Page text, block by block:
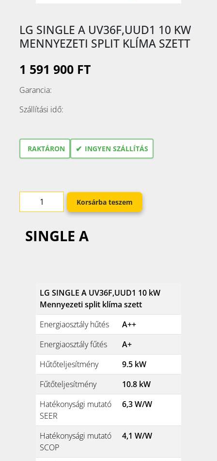
LG SINGLE A UV36F,UUD1 10 KW
MENNYEZETI SPLIT KLÍMA SZETT
1 591 900 FT
Garancia:
Szállítási idő:
RAKTÁRON ✔ INGYEN SZÁLLÍTÁS
Korsárba teszem
SINGLE A
LG SINGLE A UV36F,UUD1 10 kW
Mennyezeti split klíma szett
Energiaosztály hűtés
A++
Energiaosztály fűtés
A+
Hűtőteljesítmény
9.5 kW
Fűtőteljesítmény
10.8 kW
Hatékonysági mutató
SEER
6,3 W/W
Hatékonysági mutató
SCOP
4,1 W/W